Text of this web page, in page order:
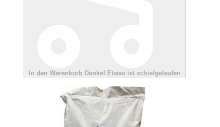
In den Warenkorb Danke! Etwas ist schiefgelaufen